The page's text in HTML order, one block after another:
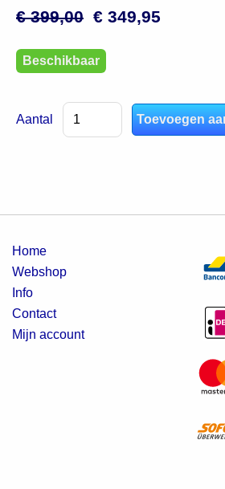
€ 399,00 € 349,95
Beschikbaar
Aantal
Home
Webshop
Info
Contact
Mijn account